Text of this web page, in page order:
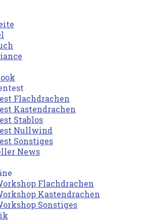
Flachdrachen
Kastendrachen
Stablos
Nullwind
Sonstiges
News
Flachdrachen
Kastendrachen
Sonstiges